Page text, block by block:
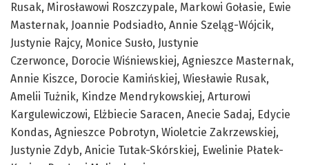
Rusak, Mirosławowi Roszczypale, Markowi Gołasie, Ewie
Masternak, Joannie Podsiadło, Annie Szeląg-Wójcik,
Justynie Rajcy, Monice Susło, Justynie
Czerwonce, Dorocie Wiśniewskiej, Agnieszce Masternak,
Annie Kiszce, Dorocie Kamińskiej, Wiesławie Rusak,
Amelii Tużnik, Kindze Mendrykowskiej, Arturowi
Kargulewiczowi, Elżbiecie Saracen, Anecie Sadaj, Edycie
Kondas, Agnieszce Pobrotyn, Wioletcie Zakrzewskiej,
Justynie Zdyb, Anicie Tutak-Skórskiej, Ewelinie Płatek-